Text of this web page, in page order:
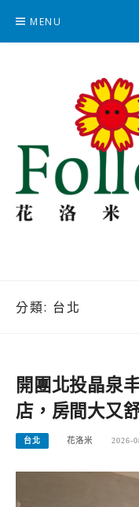
content
MENU
分類: 台北
開團北投晶泉
店，房間大又
台北 花洛米 2026-